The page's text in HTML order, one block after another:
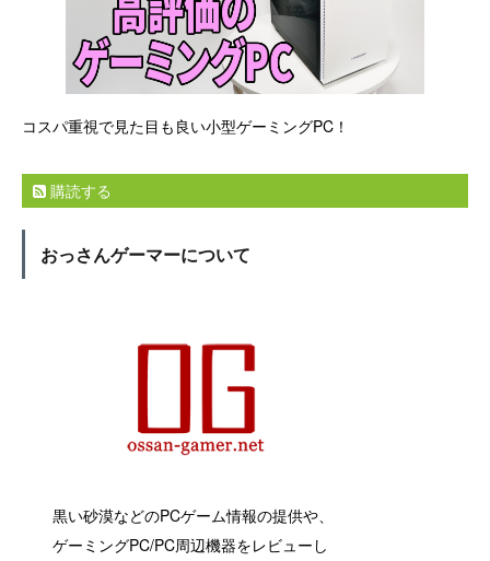
コスパ重視で見た目も良い小型ゲーミングPC！
購読する
おっさんゲーマーについて
黒い砂漠などのPCゲーム情報の提供や、
ゲーミングPC/PC周辺機器をレビューし